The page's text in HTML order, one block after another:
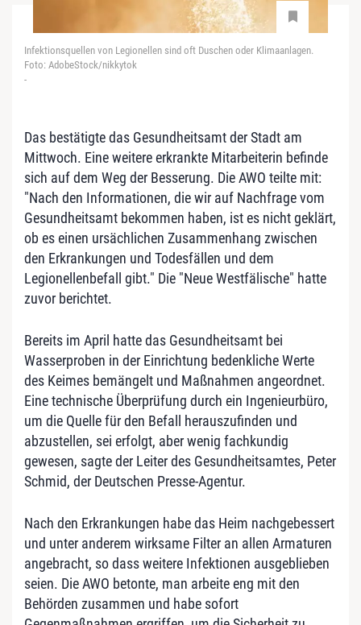
Infektionsquellen von Legionellen sind oft Duschen oder Klimaanlagen.
Foto: AdobeStock/nikkytok
-
Das bestätigte das Gesundheitsamt der Stadt am
Mittwoch. Eine weitere erkrankte Mitarbeiterin befinde
sich auf dem Weg der Besserung. Die AWO teilte mit:
"Nach den Informationen, die wir auf Nachfrage vom
Gesundheitsamt bekommen haben, ist es nicht geklärt,
ob es einen ursächlichen Zusammenhang zwischen
den Erkrankungen und Todesfällen und dem
Legionellenbefall gibt." Die "Neue Westfälische" hatte
zuvor berichtet.
Bereits im April hatte das Gesundheitsamt bei
Wasserproben in der Einrichtung bedenkliche Werte
des Keimes bemängelt und Maßnahmen angeordnet.
Eine technische Überprüfung durch ein Ingenieurbüro,
um die Quelle für den Befall herauszufinden und
abzustellen, sei erfolgt, aber wenig fachkundig
gewesen, sagte der Leiter des Gesundheitsamtes, Peter
Schmid, der Deutschen Presse-Agentur.
Nach den Erkrankungen habe das Heim nachgebessert
und unter anderem wirksame Filter an allen Armaturen
angebracht, so dass weitere Infektionen ausgeblieben
seien. Die AWO betonte, man arbeite eng mit den
Behörden zusammen und habe sofort